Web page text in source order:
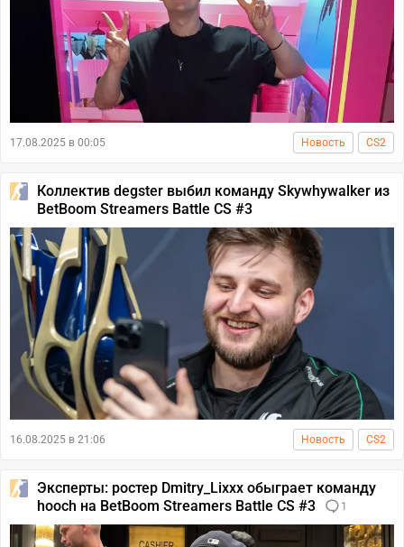
17.08.2025 в 00:05 Новость CS2
Коллектив degster выбил команду Skywhywalker из
BetBoom Streamers Battle CS #3
16.08.2025 в 21:06 Новость CS2
Эксперты: ростер Dmitry_Lixxx обыграет команду
hooch на BetBoom Streamers Battle CS #3
1